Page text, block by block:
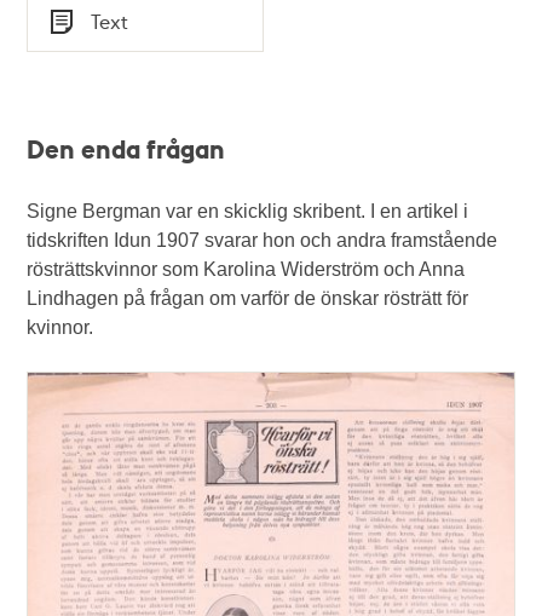
Tid
Typ
Text
Den enda frågan
Signe Bergman var en skicklig skribent. I en artikel i
tidskriften Idun 1907 svarar hon och andra framstående
rösträttskvinnor som Karolina Widerström och Anna
Lindhagen på frågan om varför de önskar rösträtt för
kvinnor.